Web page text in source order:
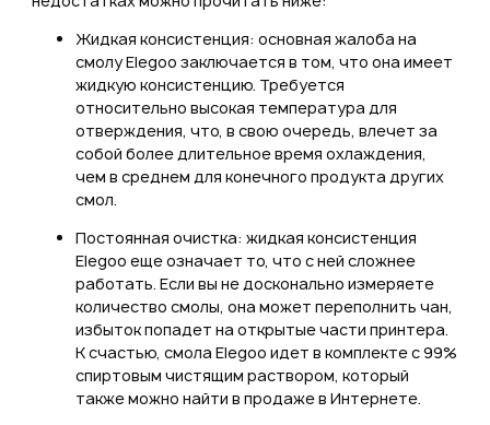
Жидкая консистенция: основная жалоба на
смолу Elegoo заключается в том, что она имеет
жидкую консистенцию. Требуется
относительно высокая температура для
отверждения, что, в свою очередь, влечет за
собой более длительное время охлаждения,
чем в среднем для конечного продукта других
смол.
Постоянная очистка: жидкая консистенция
Elegoo еще означает то, что с ней сложнее
работать. Если вы не досконально измеряете
количество смолы, она может переполнить чан,
избыток попадет на открытые части принтера.
К счастью, смола Elegoo идет в комплекте с 99%
спиртовым чистящим раствором, который
также можно найти в продаже в Интернете.